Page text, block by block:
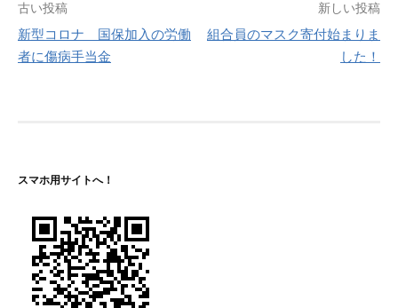
投
稿
ー
ョ
ン
古い投稿
新型コロナ 国保加入の労働
者に傷病手当金
新しい投稿
組合員のマスク寄付始まりま
した！
スマホ用サイトへ！